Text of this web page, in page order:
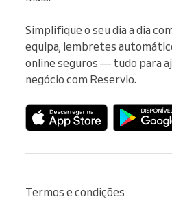
Simplifique o seu dia a dia
equipa, lembretes
online seguros — tudo para
negócio com Reservio.
Termos e condições